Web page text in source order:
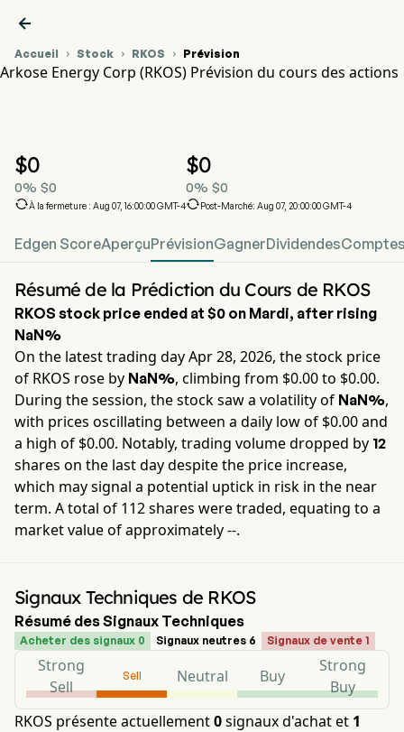

Accueil  Stock  RKOS  Prévision
Arkose Energy Corp (RKOS) Prévision du cours des actions
$0
0% $0
À la fermeture : Aug 07, 16:00:00 GMT-4
$0
0% $0
Post-Marché: Aug 07, 20:00:00 GMT-4
Edgen ScoreAperçuPrévisionGagnerDividendes
Résumé de la Prédiction du Cours de RKOS
RKOS stock price ended at $0 on Mardi, after rising
NaN%
On the latest trading dayApr 28, 2026, the stock price
of RKOS rose by NaN%, climbing from $0.00to $0.00.
During the session, the stock saw a volatility of NaN%,
with prices oscillating between a daily low of $0.00and
a high of $0.00. Notably, trading volume dropped by 12
shares on the last day despite the price increase,
which may signal a potential uptick in risk in the near
term. A total of 112shares were traded, equating to a
market value of approximately--.
Signaux Techniques de RKOS
Résumé des Signaux Techniques
Acheter des signaux 0 Signaux neutres 6 Signaux de vente 1
Strong
Sell
Sell Neutral Buy
Strong
Buy
RKOS présente actuellement0signaux d'achat et 1